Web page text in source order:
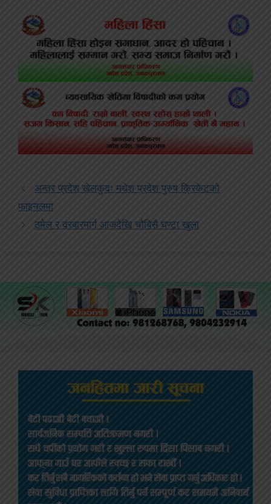
अन्तर प्रदेश खेलकुदः मधेश प्रदेश पुरुष क्रिकेटको
फाइनलमा
ठमेल र दरबारमार्ग आजदेखि चौबिसै घण्टा खुला